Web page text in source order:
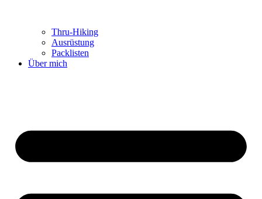
Thru-Hiking
Ausrüstung
Packlisten
Über mich